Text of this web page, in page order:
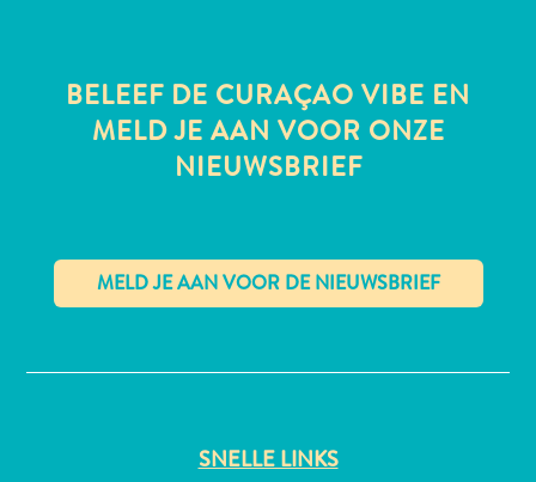
mijn
creatieve
BELEEF DE CURAÇAO VIBE EN
MELD JE AAN VOOR ONZE
NIEUWSBRIEF
SNELLE LINKS